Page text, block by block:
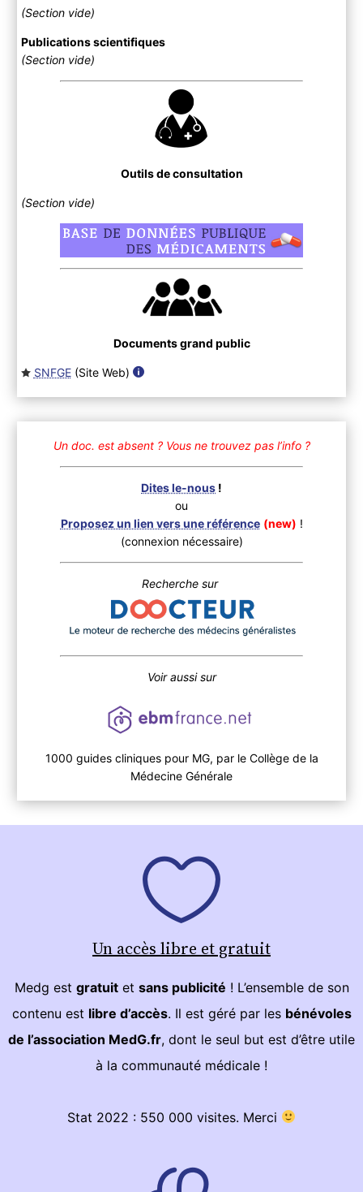
(Section vide)
Publications scientifiques
(Section vide)
Outils de consultation
(Section vide)
Documents grand public
SNFGE(Site Web)
Un doc. est absent ? Vous ne trouvez pas l’info ?
Dites le-nous !
ou
Proposez un lien vers une référence (new) !
(connexion nécessaire)
Recherche sur
Voir aussi sur
1000 guides cliniques pour MG, par le Collège de la
Médecine Générale
Un accès libre et gratuit
Medg est gratuitet sans publicité ! L’ensemble de son
contenu est libre d’accès. Il est géré par les bénévoles
de l’association MedG.fr, dont le seul but est d’être utile
à la communauté médicale !
Stat 2022 : 550 000 visites. Merci